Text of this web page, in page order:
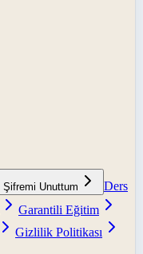
Şifremi Unuttum
Ders
Garantili Eğitim
Gizlilik Politikası